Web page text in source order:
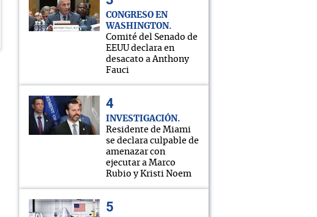
CONGRESO EN
WASHINGTON
Comité del Senado de
EEUU declara en
desacato a Anthony
Fauci
INVESTIGACIÓN
Residente de Miami
se declara culpable de
amenazar con
ejecutar a Marco
Rubio y Kristi Noem